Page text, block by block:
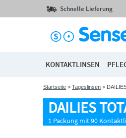
Schnelle Lieferung
KONTAKTLINSEN
Startseite > Tageslinsen >
DAILIES